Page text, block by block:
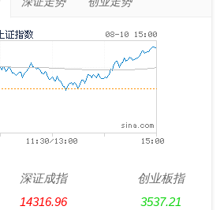
深证成指
14316.96
创业板指
3537.21